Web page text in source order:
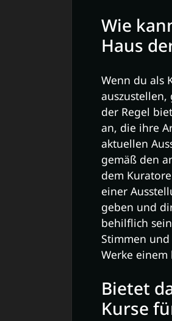
Wie
Haus
Wenn du als
auszustellen,
der Regel
an, die ihre
aktuellen
gemäß den
dem
einer
geben und
behilflich
Stimmen
Werke
Bietet
Kurse